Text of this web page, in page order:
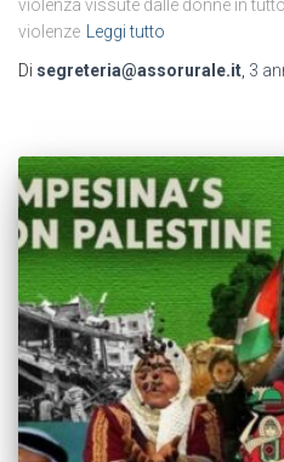
violenza vissute dalle donne in
violenze Leggi tutto
Di segreteria@assorurale.it, 3